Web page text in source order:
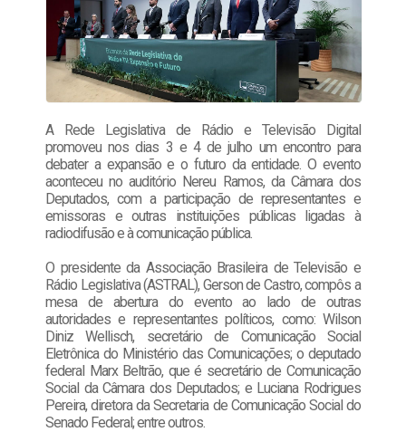
A Rede Legislativa de Rádio e Televisão Digital
promoveu nos dias 3 e 4 de julho um encontro para
debater a expansão e o futuro da entidade. O evento
aconteceu no auditório Nereu Ramos, da Câmara dos
Deputados, com a participação de representantes e
emissoras e outras instituições públicas ligadas à
radiodifusão e à comunicação pública.
O presidente da Associação Brasileira de Televisão e
Rádio Legislativa (ASTRAL), Gerson de Castro, compôs a
mesa de abertura do evento ao lado de outras
autoridades e representantes políticos, como: Wilson
Diniz Wellisch, secretário de Comunicação Social
Eletrônica do Ministério das Comunicações; o deputado
federal Marx Beltrão, que é secretário de Comunicação
Social da Câmara dos Deputados; e Luciana Rodrigues
Pereira, diretora da Secretaria de Comunicação Social do
Senado Federal; entre outros.